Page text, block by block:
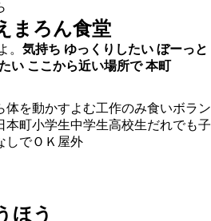
まろん食堂
。 気持ち ゆっくりしたい ぼーっと
い ここから近い場所で 本町
体を動かすよむ工作のみ食いボラン
本町小学生中学生高校生だれでも子
しでＯＫ 屋外
ほう